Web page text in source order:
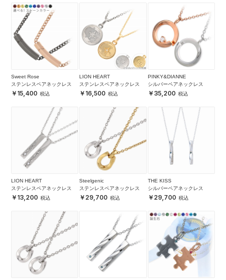
Sweet Rose
ステンレスペアネックレス
15,400
LION HEART
ステンレスペアネックレス
16,500
PINKY&DIANNE
シルバーペアネックレス
35,200
LION HEART
ステンレスペアネックレス
13,200
Steelgenic
ステンレスペアネックレス
29,700
THE KISS
シルバーペアネックレス
29,700